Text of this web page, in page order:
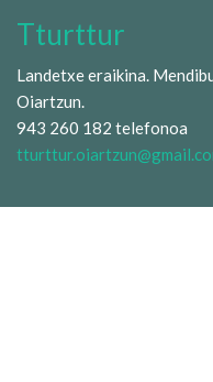
Tturttur
Landetxe eraikina.
Oiartzun.
943 260 182 telefonoa